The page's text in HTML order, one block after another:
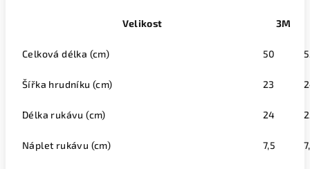
Velikost 3M
Celková délka (cm) 50
Šířka hrudníku (cm) 23
Délka rukávu (cm) 24
Náplet rukávu (cm) 7,5